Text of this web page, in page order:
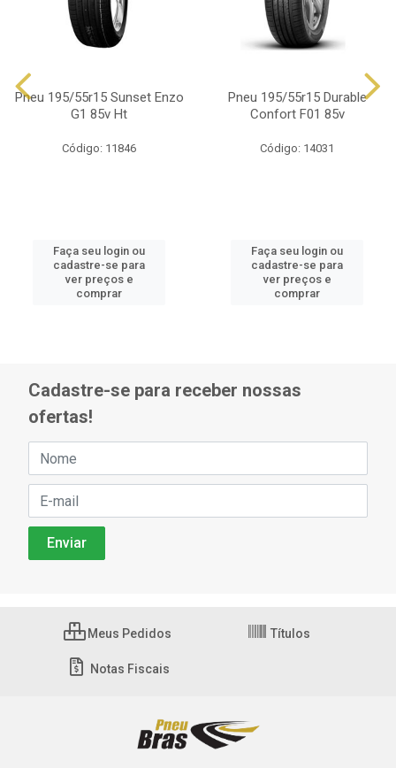
Pneu 195/55r15 Sunset Enzo
G1 85v Ht
Código: 11846
Faça seu login ou
cadastre-se para
ver preços e
comprar
Pneu 195/55r15 Durable
Confort F01 85v
Código: 14031
Faça seu login ou
cadastre-se para
ver preços e
comprar
Cadastre-se para receber nossas
ofertas!
Meus Pedidos Títulos
Notas Fiscais